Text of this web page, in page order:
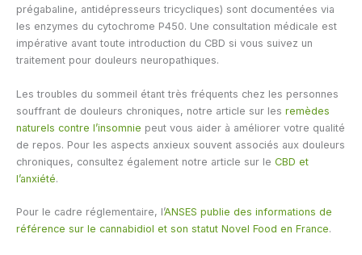
prégabaline, antidépresseurs tricycliques) sont documentées via
les enzymes du cytochrome P450. Une consultation médicale est
impérative avant toute introduction du CBD si vous suivez un
traitement pour douleurs neuropathiques.
Les troubles du sommeil étant très fréquents chez les personnes
souffrant de douleurs chroniques, notre article sur les remèdes
naturels contre l’insomnie peut vous aider à améliorer votre qualité
de repos. Pour les aspects anxieux souvent associés aux douleurs
chroniques, consultez également notre article sur le CBD et
l’anxiété.
Pour le cadre réglementaire, l’ANSES publie des informations de
référence sur le cannabidiol et son statut Novel Food en France.